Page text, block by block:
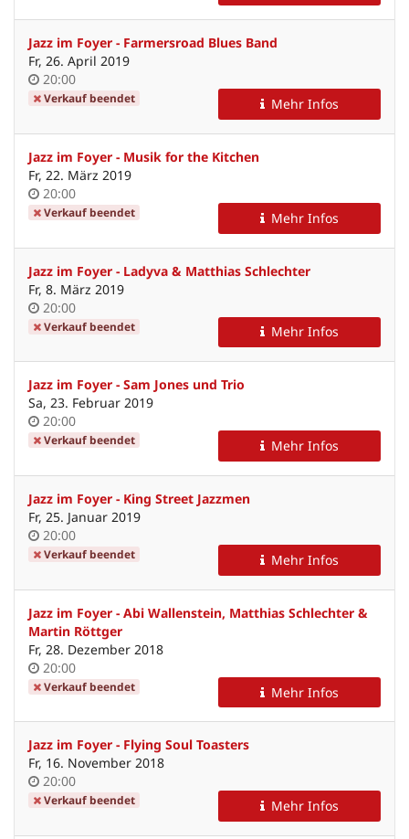
Jazz im Foyer - Farmersroad Blues Band
Fr, 26. April 2019
Uhrzeit
20:00
Verkauf beendet Mehr Infos
Jazz im Foyer - Musik for the Kitchen
Fr, 22. März 2019
Uhrzeit
20:00
Verkauf beendet Mehr Infos
Jazz im Foyer - Ladyva & Matthias Schlechter
Fr, 8. März 2019
Uhrzeit
20:00
Verkauf beendet Mehr Infos
Jazz im Foyer - Sam Jones und Trio
Sa, 23. Februar 2019
Uhrzeit
20:00
Verkauf beendet Mehr Infos
Jazz im Foyer - King Street Jazzmen
Fr, 25. Januar 2019
Uhrzeit
20:00
Verkauf beendet Mehr Infos
Jazz im Foyer - Abi Wallenstein, Matthias Schlechter &
Martin Röttger
Fr, 28. Dezember 2018
Uhrzeit
20:00
Verkauf beendet Mehr Infos
Jazz im Foyer - Flying Soul Toasters
Fr, 16. November 2018
Uhrzeit
20:00
Verkauf beendet Mehr Infos